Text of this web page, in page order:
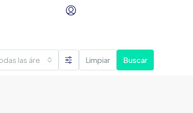
las áreas Limpiar Buscar